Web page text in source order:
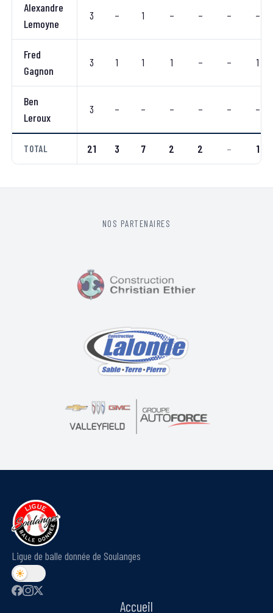
Alexandre
Lemoyne
3 – 1 – – – –
Fred
Gagnon
3 1 1 1 – – 1
Ben
Leroux
3 – – – – – –
TOTAL 21 3 7 2 2 – 1
NOS PARTENAIRES
Ligue de balle donnée de Soulanges
Accueil